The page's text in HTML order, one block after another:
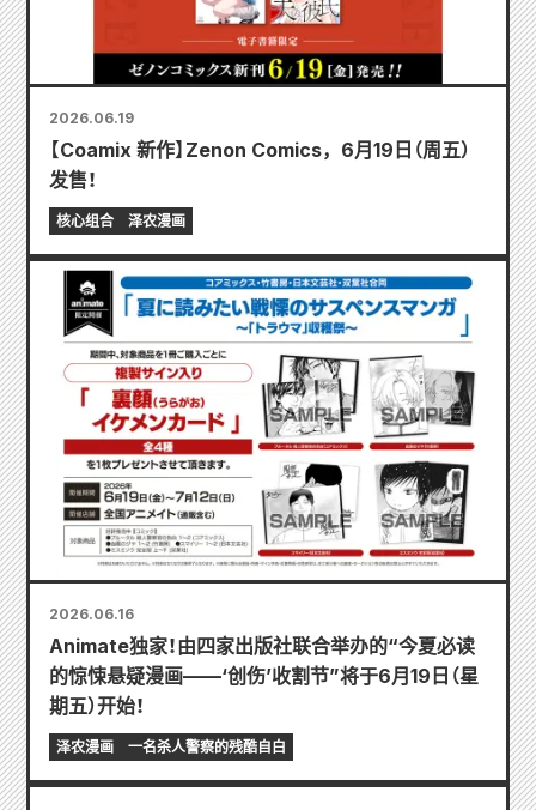
2026.06.19
【Coamix 新作】Zenon Comics，6月19日（周五）
发售！
核心组合 泽农漫画
2026.06.16
Animate独家！由四家出版社联合举办的“今夏必读
的惊悚悬疑漫画——‘创伤’收割节”将于6月19日（星
期五）开始！
泽农漫画 一名杀人警察的残酷自白